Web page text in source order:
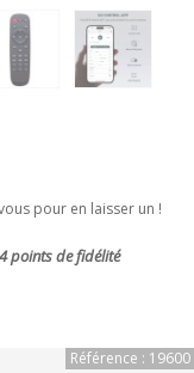
pour en laisser un !
4points de fidélité
Référence : 19600